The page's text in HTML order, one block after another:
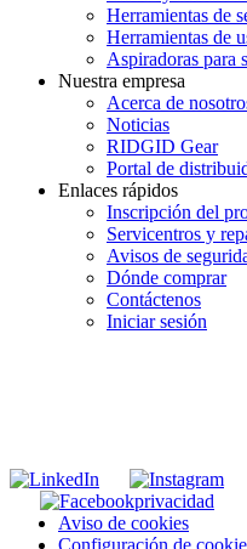
Herramientas de
Herramientas de
Aspiradoras para
Nuestra empresa
Acerca de
Noticias
RIDGID Gear
Portal de
Enlaces rápidos
Inscripción del
Servicentros y
Avisos de
Dónde comprar
Contáctenos
Iniciar sesión
privacidad
Aviso de cookies
Configuración de